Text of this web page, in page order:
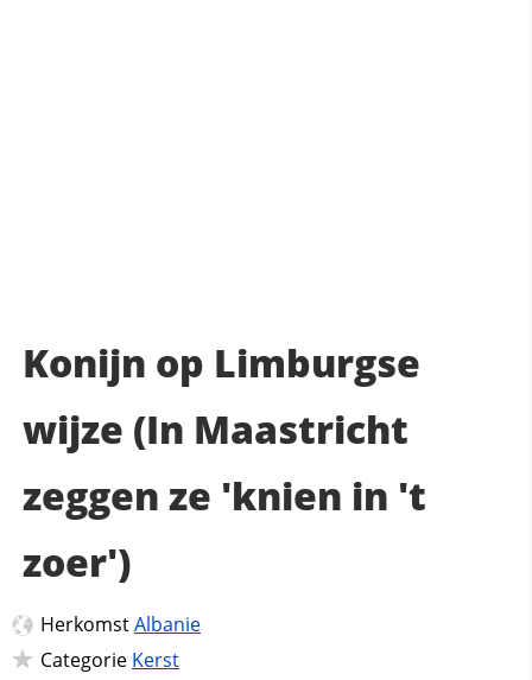
Konijn op Limburgse
wijze (In Maastricht
zeggen ze 'knien in 't
zoer')
HerkomstAlbanie
Categorie Kerst